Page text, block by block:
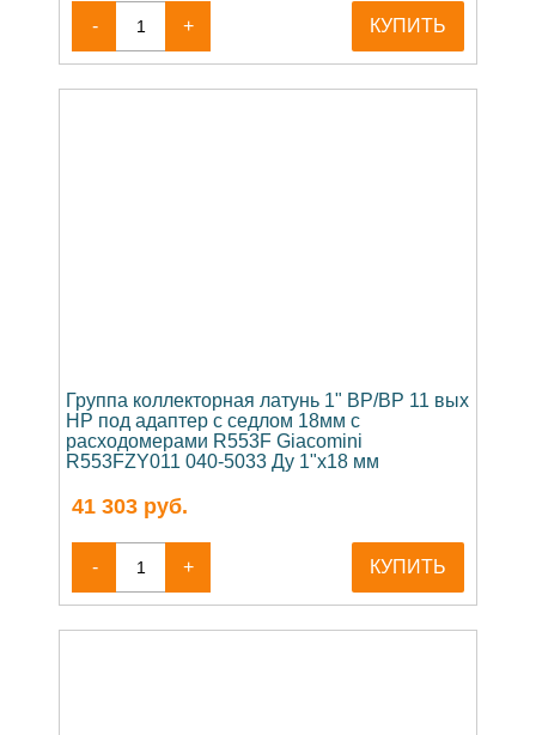
- + КУПИТЬ
Группа коллекторная латунь 1" ВР/ВР 11 вых
НР под адаптер с седлом 18мм с
расходомерами R553F Giacomini
R553FZY011 040-5033 Ду 1"х18 мм
41 303 руб.
- + КУПИТЬ